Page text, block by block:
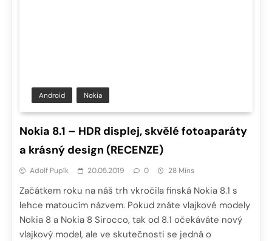
Android Nokia
Nokia 8.1 – HDR displej, skvělé fotoaparáty
a krásný design (RECENZE)
Adolf Pupík 20.05.2019 0 28 Mins
Začátkem roku na náš trh vkročila finská Nokia 8.1 s
lehce matoucím názvem. Pokud znáte vlajkové modely
Nokia 8 a Nokia 8 Sirocco, tak od 8.1 očekáváte nový
vlajkový model, ale ve skutečnosti se jedná o